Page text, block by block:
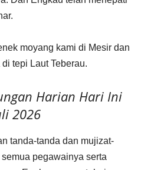
moyang kami di Mesir dan
tepi Laut Teberau.
Harian Hari Ini
2026
tanda-tanda dan mujizat-
pegawainya serta